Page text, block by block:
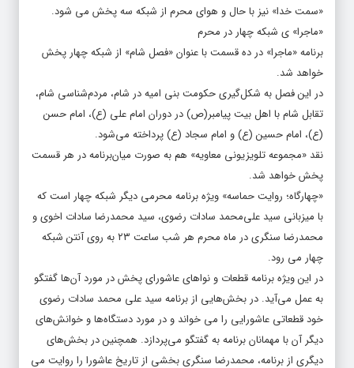
«سمت خدا» نیز با حال و هوای محرم از شبکه سه پخش می شود.
«ماجرا» ی شبکه چهار در محرم
برنامه «ماجرا» در ده قسمت با عنوان «فصل شام» از شبکه چهار پخش
خواهد شد.
در این فصل به شکل‌گیری حکومت بنی امیه در شام، مردم‌شناسی شام،
تقابل شام با اهل بیت پیامبر(ص) در دوران امام علی (ع)، امام حسن
(ع)، امام حسین (ع) و امام سجاد (ع) پرداخته می‌شود.
نقد «مجموعه تلویزیونی معاویه» هم به صورت میان‌برنامه در هر قسمت
پخش خواهد شد.
«چهارگاه؛ روایت حماسه» ویژه برنامه محرمی دیگر شبکه چهار است که
با میزبانی سید علی‌محمد سادات رضوی، سید محمدرضا سادات اخوی و
محمدرضا سنگری در ماه محرم هر شب ساعت ۲۳ به روی آنتن شبکه
چهار می رود.
در این ویژه برنامه قطعات و نواهای عاشورای پخش در مورد آن‌ها گفتگو
به عمل می‌آید. در بخش‌هایی از برنامه سید علی محمد سادات رضوی
خود قطعاتی عاشورایی را می خواند و در مورد دستگاه‌ها و خوانش‌های
دیگر آن با مهمانان برنامه به گفتگو می‌پردازد. همچنین در بخش‌های
دیگری از برنامه، محمدرضا سنگری بخشی از تاریخ عاشورا را روایت می